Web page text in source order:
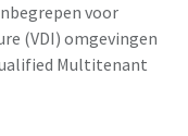
voor
(VDI) omgevingen
Multitenant